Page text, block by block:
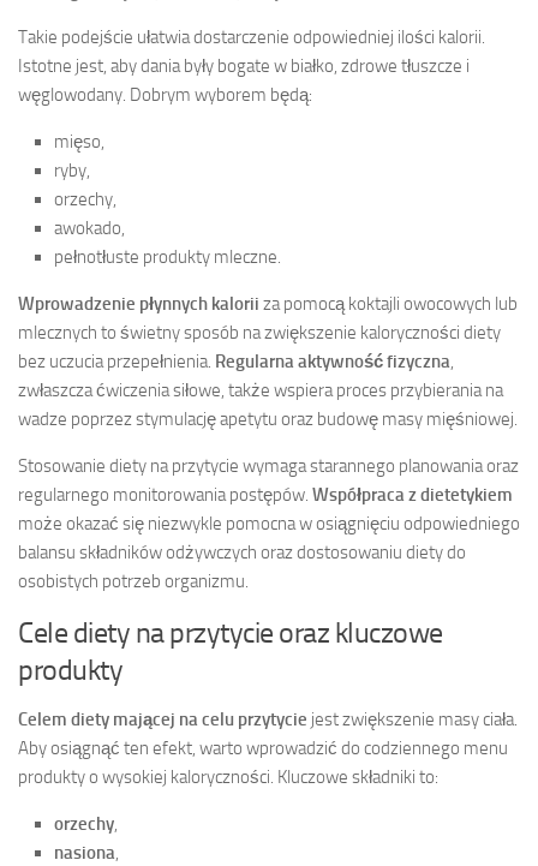
Takie podejście ułatwia dostarczenie odpowiedniej ilości kalorii.
Istotne jest, aby dania były bogate w białko, zdrowe tłuszcze i
węglowodany. Dobrym wyborem będą:
mięso,
ryby,
orzechy,
awokado,
pełnotłuste produkty mleczne.
Wprowadzenie płynnych kalorii za pomocą koktajli owocowych lub
mlecznych to świetny sposób na zwiększenie kaloryczności diety
bez uczucia przepełnienia. Regularna aktywność fizyczna,
zwłaszcza ćwiczenia siłowe, także wspiera proces przybierania na
wadze poprzez stymulację apetytu oraz budowę masy mięśniowej.
Stosowanie diety na przytycie wymaga starannego planowania oraz
regularnego monitorowania postępów. Współpraca z dietetykiem
może okazać się niezwykle pomocna w osiągnięciu odpowiedniego
balansu składników odżywczych oraz dostosowaniu diety do
osobistych potrzeb organizmu.
Cele diety na przytycie oraz kluczowe
produkty
Celem diety mającej na celu przytycie jest zwiększenie masy ciała.
Aby osiągnąć ten efekt, warto wprowadzić do codziennego menu
produkty o wysokiej kaloryczności. Kluczowe składniki to:
orzechy,
nasiona,